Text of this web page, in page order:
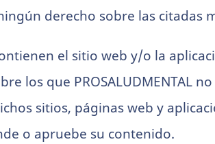
derecho sobre las citadas
el sitio web y/o la
los que PROSALUDMENTAL
sitios, páginas web y
o apruebe su contenido.